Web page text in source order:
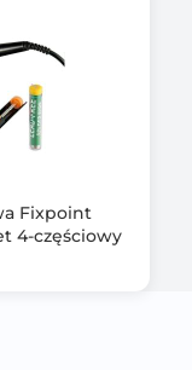
Fixpoint
4-częściowy